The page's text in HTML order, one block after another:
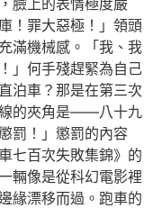
！罪大惡極！」領頭
滿機械感。「我、我
」何手殘趕緊為自己
泊車？那是在第三次
線的夾角是——八十九
罰！」懲罰的內容
七百次失敗集錦》的
輛像是從科幻電影裡
緣漂移而過。跑車的